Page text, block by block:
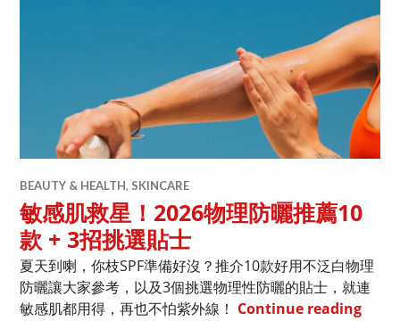
BEAUTY & HEALTH, SKINCARE
敏感肌救星！2026物理防曬推薦10
款 + 3招挑選貼士
夏天到喇，你枝SPF準備好沒？推介10款好用不泛白物理
防曬讓大家參考，以及3個挑選物理性防曬的貼士，就連
敏感肌都用得，再也不怕紫外線！ Continue reading敏感